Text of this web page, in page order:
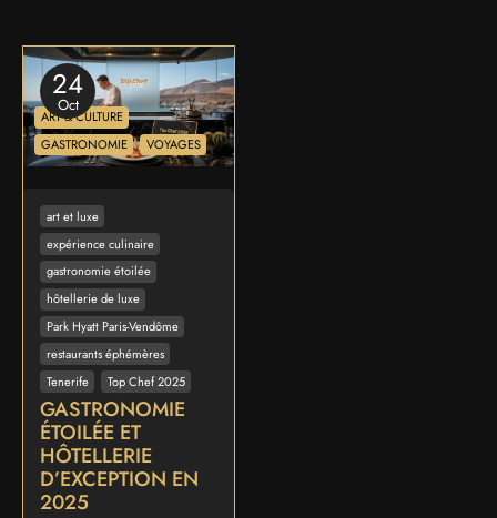
24
Oct
ART & CULTURE
GASTRONOMIE
VOYAGES
art et luxe
expérience culinaire
gastronomie étoilée
hôtellerie de luxe
Park Hyatt Paris-Vendôme
restaurants éphémères
Tenerife
Top Chef 2025
GASTRONOMIE
ÉTOILÉE ET
HÔTELLERIE
D’EXCEPTION EN
2025